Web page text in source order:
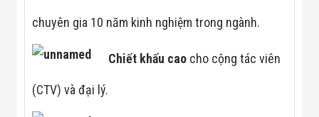
chuyên gia 10 năm kinh nghiệm trong ngành.
Chiết khấu cao cho cộng tác viên
(CTV) và đại lý.